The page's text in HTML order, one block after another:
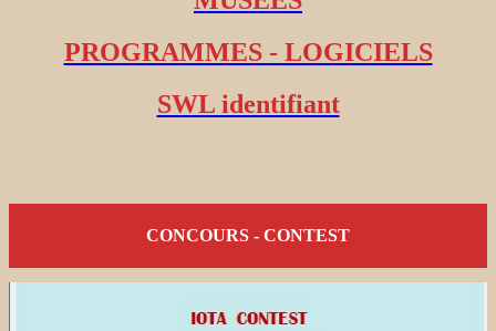
PROGRAMMES - LOGICIELS
SWL identifiant
CONCOURS - CONTEST